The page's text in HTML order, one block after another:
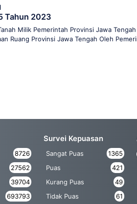
Tahun 2023
Milik Pemerintah Provinsi Jawa
Ruang Provinsi Jawa Tengah Oleh
8726
27562
39704
693793
Survei Kepuasan
Sangat Puas
1365
Puas
421
Kurang Puas
49
Tidak Puas
61